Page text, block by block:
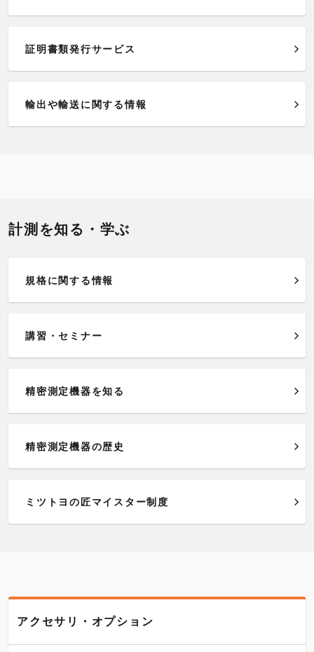
証明書類発行サービス
輸出や輸送に関する情報
計測を知る・学ぶ
規格に関する情報
講習・セミナー
精密測定機器を知る
精密測定機器の歴史
ミツトヨの匠マイスター制度
アクセサリ・オプション